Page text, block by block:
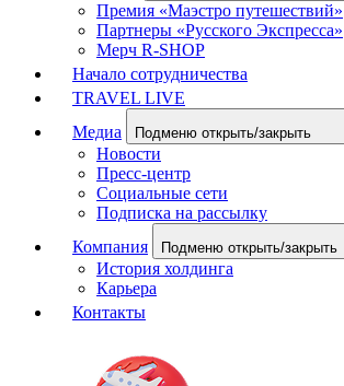
Премия «Маэстро путешествий»
Партнеры «Русского Экспресса»
Мерч R-SHOP
Начало сотрудничества
TRAVEL LIVE
Медиа
Подменю открыть/закрыть
Новости
Пресс-центр
Социальные сети
Подписка на рассылку
Компания
Подменю открыть/закрыть
История холдинга
Карьера
Контакты